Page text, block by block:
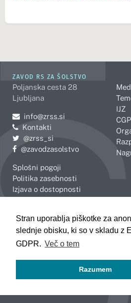
Stran uporablja piškotke za
slednje obisku, ki so v skladu z
GDPR. Več o tem
Razumem
ZAVOD RS ZA ŠOLSTVO
Poljanska cesta 28
Ljubljana
Pošljite e-mail na
info@zrss.si
Kontakti
Pojdite na Twitter:
@zrss_si
Pojdite na Facebook:
@zavodzasolstvo
Splošni pogoji
Politika zasebnosti
Izjava o dostopnosti
IJZ
CGP
Celje
Koper
Kranj